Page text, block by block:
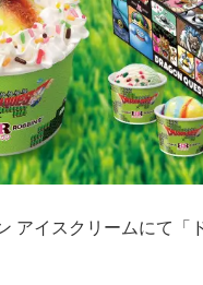
アイスクリームにて「